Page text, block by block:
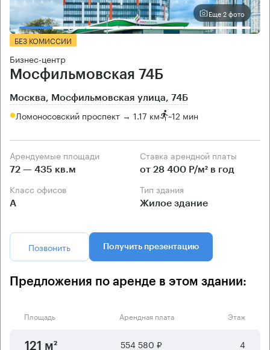
Еще 2 фото
БЕЗ КОМИССИИ
Бизнес-центр
Мосфильмовская 74Б
Москва, Мосфильмовская улица, 74Б
Ломоносовский проспект → 1.17 км ~12 мин
Арендуемые площади
72 — 435 кв.м
Ставка арендной платы
от 28 400 Р/м² в год
Класс офисов
А
Тип здания
Жилое здание
Позвонить Получить презентацию
Предложения по аренде в этом здании:
Площадь Арендная плата Этаж
121 м² 554 580 ₽ 4